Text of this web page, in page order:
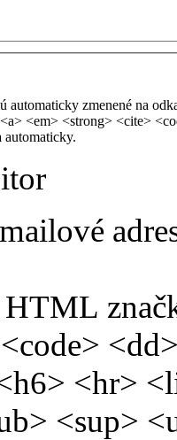
automaticky zmenené na
<em> <strong> <cite>
automaticky.
HTML
<hr>
<sup>